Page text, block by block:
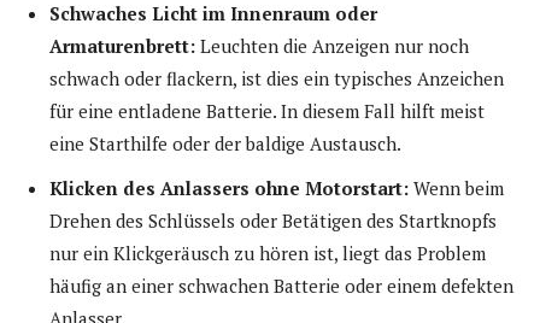
Schwaches Licht im Innenraum oder
Armaturenbrett: Leuchten die Anzeigen nur noch
schwach oder flackern, ist dies ein typisches Anzeichen
für eine entladene Batterie. In diesem Fall hilft meist
eine Starthilfe oder der baldige Austausch.
Klicken des Anlassers ohne Motorstart: Wenn beim
Drehen des Schlüssels oder Betätigen des Startknopfs
nur ein Klickgeräusch zu hören ist, liegt das Problem
häufig an einer schwachen Batterie oder einem defekten